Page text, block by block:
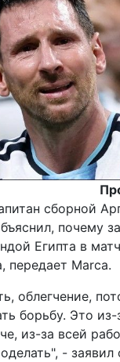
сборной
почему
Египта в
передает Marca.
облегчение,
борьбу. Это из-
из-за всей
- заявил